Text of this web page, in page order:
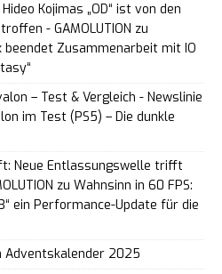
Kojimas „OD“ ist von den
- GAMOLUTION zu
beendet Zusammenarbeit mit IO
– Test & Vergleich - Newslinie
im Test (PS5) – Die dunkle
Neue Entlassungswelle trifft
zu Wahnsinn in 60 FPS:
ein Performance-Update für die
Adventskalender 2025